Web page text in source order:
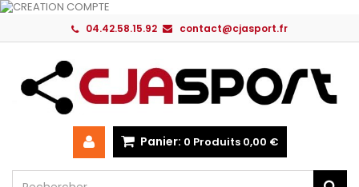
04.42.58.15.92 contact@cjasport.fr
Panier: 0 Produits 0,00 €